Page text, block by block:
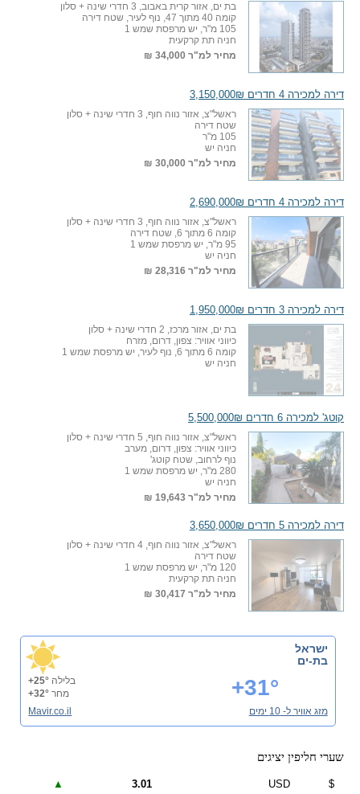
בת ים, אזור קרית באבוב, 3 חדרי שינה + סלון
קומה 40 מתוך 47, נוף לעיר, שטח דירה
105 מ"ר, יש מרפסת שמש 1
חניה תת קרקעית
מחיר למ"ר 34,000 ₪
דירה למכירה 4 חדרים 3,150,000₪
ראשל"צ, אזור נווה חוף, 3 חדרי שינה + סלון
שטח דירה
105 מ"ר
חניה יש
מחיר למ"ר 30,000 ₪
דירה למכירה 4 חדרים 2,690,000₪
ראשל"צ, אזור נווה חוף, 3 חדרי שינה + סלון
קומה 6 מתוך 6, שטח דירה
95 מ"ר, יש מרפסת שמש 1
חניה יש
מחיר למ"ר 28,316 ₪
דירה למכירה 3 חדרים 1,950,000₪
בת ים, אזור מרכז, 2 חדרי שינה + סלון
כיווני אוויר: צפון, דרום, מזרח
קומה 6 מתוך 6, נוף לעיר, יש מרפסת שמש 1
חניה יש
קוטג' למכירה 6 חדרים 5,500,000₪
ראשל"צ, אזור נווה חוף, 5 חדרי שינה + סלון
כיווני אוויר: צפון, דרום, מערב
נוף לרחוב, שטח קוטג'
280 מ"ר, יש מרפסת שמש 1
חניה יש
מחיר למ"ר 19,643 ₪
דירה למכירה 5 חדרים 3,650,000₪
ראשל"צ, אזור נווה חוף, 4 חדרי שינה + סלון
שטח דירה
120 מ"ר, יש מרפסת שמש 1
חניה תת קרקעית
מחיר למ"ר 30,417 ₪
ישראל
בת-ים
+31° בלילה +25°
מחר +32°
מזג אוויר ל- 10 ימים
Mavir.co.il
שערי חליפין יציגים
$
USD
3.01
▲